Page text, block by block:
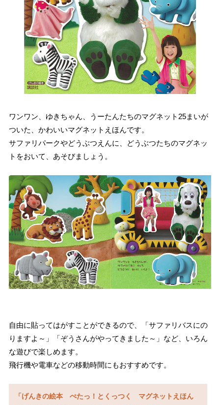
ワンワン、ゆきちゃん、うーたんたちのマグネット25まいが
ついた、かわいいマグネットえほんです。
サファリパークやどうぶつえんに、どうぶつたちのマグネッ
トをおいて、あそびましょう。
自由に貼ってはがすことができるので、「サファリバスにの
りますよ～」「ぞうさんがやってきました～」など、いろん
な遊びで楽しめます。
飛行機や電車などの移動時間にもおすすめです。
「げんきの絵本　ぺたっ！とくっつく　マグネットえほん